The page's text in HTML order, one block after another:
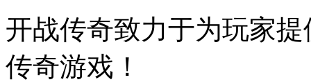
开战传奇致力于为玩家
传奇游戏！